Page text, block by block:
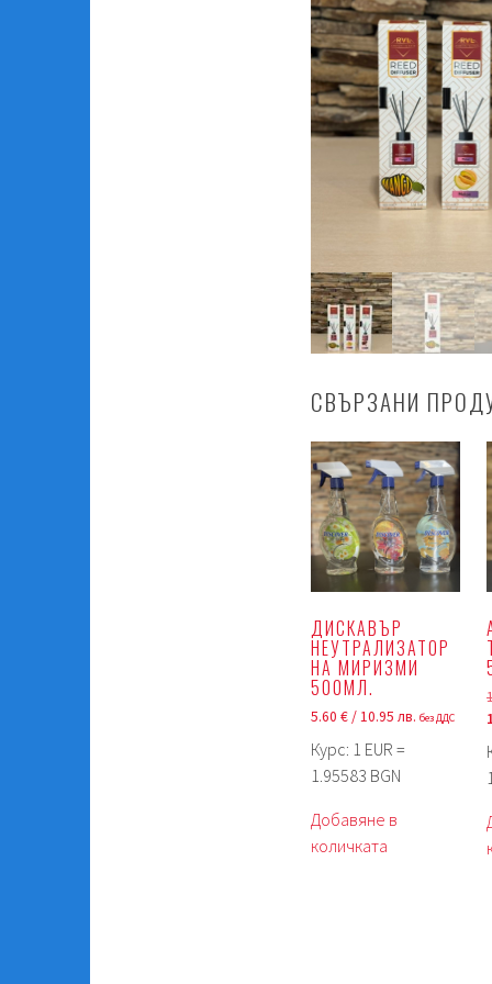
СВЪРЗАНИ
ДИСКАВЪР
НЕУТРАЛИЗАТОР
НА МИРИЗМИ
500МЛ.
5.60 €/ 10.95 лв. без ДДС
Курс: 1 EUR =
1.95583 BGN
Добавяне в
количката